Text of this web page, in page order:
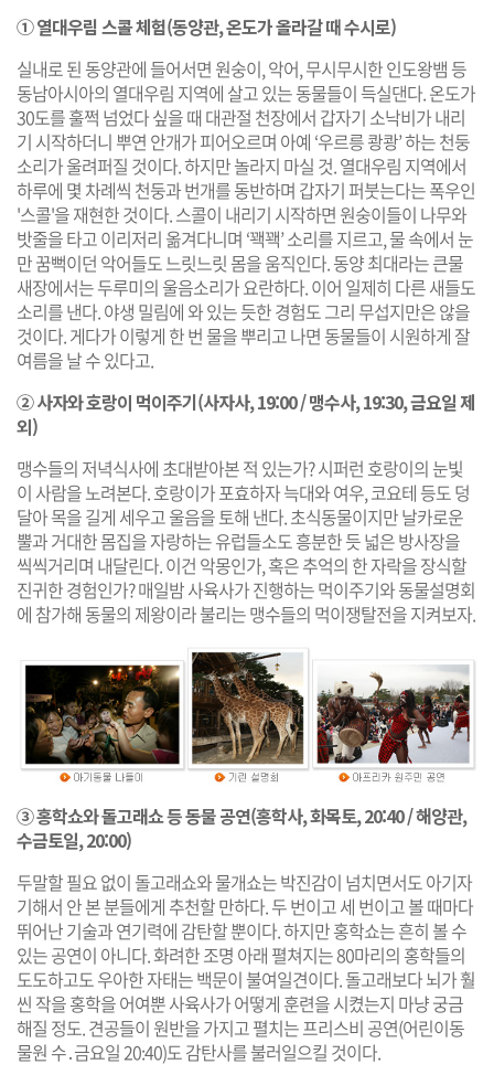
① 열대우림 스콜 체험(동양관, 온도가 올라갈 때 수시로)
실내로 된 동양관에 들어서면 원숭이, 악어, 무시무시한 인도왕뱀 등
동남아시아의 열대우림 지역에 살고 있는 동물들이 득실댄다. 온도가
30도를 훌쩍 넘었다 싶을 때 대관절 천장에서 갑자기 소낙비가 내리
기 시작하더니 뿌연 안개가 피어오르며 아예 ‘우르릉 쾅쾅’ 하는 천둥
소리가 울려퍼질 것이다. 하지만 놀라지 마실 것. 열대우림 지역에서
하루에 몇 차례씩 천둥과 번개를 동반하며 갑자기 퍼붓는다는 폭우인
'스콜'을 재현한 것이다. 스콜이 내리기 시작하면 원숭이들이 나무와
밧줄을 타고 이리저리 옮겨다니며 ‘꽥꽥’ 소리를 지르고, 물 속에서 눈
만 꿈뻑이던 악어들도 느릿느릿 몸을 움직인다. 동양 최대라는 큰물
새장에서는 두루미의 울음소리가 요란하다. 이어 일제히 다른 새들도
소리를 낸다. 야생 밀림에 와 있는 듯한 경험도 그리 무섭지만은 않을
것이다. 게다가 이렇게 한 번 물을 뿌리고 나면 동물들이 시원하게 잘
여름을 날 수 있다고.
② 사자와 호랑이 먹이주기(사자사, 19:00 / 맹수사, 19:30, 금요일 제
외)
맹수들의 저녁식사에 초대받아본 적 있는가? 시퍼런 호랑이의 눈빛
이 사람을 노려본다. 호랑이가 포효하자 늑대와 여우, 코요테 등도 덩
달아 목을 길게 세우고 울음을 토해 낸다. 초식동물이지만 날카로운
뿔과 거대한 몸집을 자랑하는 유럽들소도 흥분한 듯 넓은 방사장을
씩씩거리며 내달린다. 이건 악몽인가, 혹은 추억의 한 자락을 장식할
진귀한 경험인가? 매일밤 사육사가 진행하는 먹이주기와 동물설명회
에 참가해 동물의 제왕이라 불리는 맹수들의 먹이쟁탈전을 지켜보자.
③ 홍학쇼와 돌고래쇼 등 동물 공연(홍학사, 화목토, 20:40 / 해양관,
수금토일, 20:00)
두말할 필요 없이 돌고래쇼와 물개쇼는 박진감이 넘치면서도 아기자
기해서 안 본 분들에게 추천할 만하다. 두 번이고 세 번이고 볼 때마다
뛰어난 기술과 연기력에 감탄할 뿐이다. 하지만 홍학쇼는 흔히 볼 수
있는 공연이 아니다. 화려한 조명 아래 펼쳐지는 80마리의 홍학들의
도도하고도 우아한 자태는 백문이 불여일견이다. 돌고래보다 뇌가 훨
씬 작을 홍학을 어여뿐 사육사가 어떻게 훈련을 시켰는지 마냥 궁금
해질 정도. 견공들이 원반을 가지고 펼치는 프리스비 공연(어린이동
물원 수․금요일 20:40)도 감탄사를 불러일으킬 것이다.